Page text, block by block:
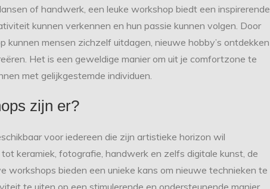
of handwerk, een leuke workshop biedt een inspirerende
kunnen verkennen en hun passie kunnen volgen. Door
kunnen mensen zichzelf uitdagen, nieuwe hobby’s ontdekken
Het is een geweldige manier om uit je comfortzone te
met gelijkgestemde individuen.
zijn er?
voor iedereen die zijn artistieke horizon wil
keramiek, fotografie, handwerk en zelfs digitale kunst, de
workshops bieden een unieke kans om nieuwe technieken te